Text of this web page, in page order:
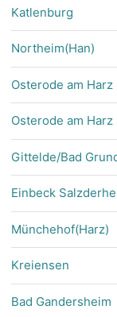
Katlenburg
Northeim(Han)
Osterode am Harz
Osterode am Harz
Gittelde/Bad
Einbeck
Münchehof(Harz)
Kreiensen
Bad Gandersheim